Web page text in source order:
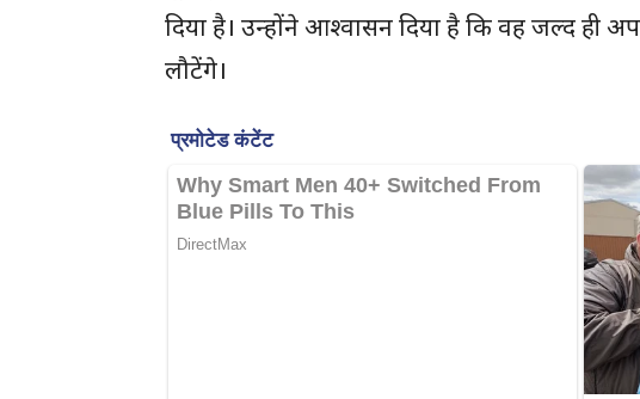
दिया है। उन्होंने आश्वासन दिया है कि वह जल्द ही
लौटेंगे।